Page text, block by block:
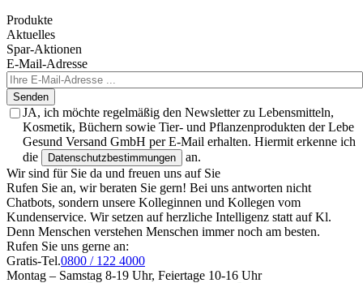
Produkte
Aktuelles
Spar-Aktionen
E-Mail-Adresse
Senden
JA, ich möchte regelmäßig den Newsletter zu Lebensmitteln,
Kosmetik, Büchern sowie Tier- und Pflanzenprodukten der Lebe
Gesund Versand GmbH per E-Mail erhalten. Hiermit erkenne ich
die
Datenschutzbestimmungen
an.
Wir sind für Sie da und freuen uns auf Sie
Rufen Sie an, wir beraten Sie gern! Bei uns antworten nicht
Chatbots, sondern unsere Kolleginnen und Kollegen vom
Kundenservice. Wir setzen auf herzliche Intelligenz statt auf Kl.
Denn Menschen verstehen Menschen immer noch am besten.
Rufen Sie uns gerne an:
Gratis-Tel.0800 / 122 4000
Montag – Samstag 8-19 Uhr, Feiertage 10-16 Uhr